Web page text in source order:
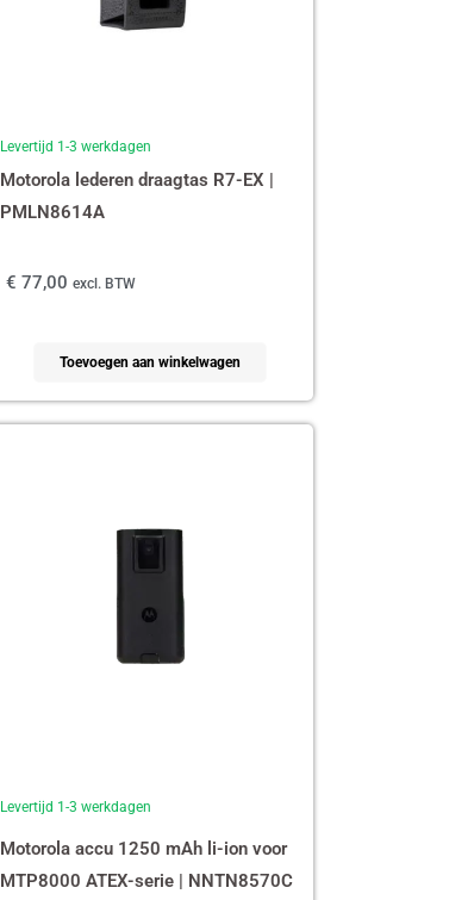
Levertijd 1-3 werkdagen
Motorola lederen draagtas R7-EX |
PMLN8614A
€ 77,00 excl. BTW
Toevoegen aan winkelwagen
Levertijd 1-3 werkdagen
Motorola accu 1250 mAh li-ion voor
MTP8000 ATEX-serie | NNTN8570C